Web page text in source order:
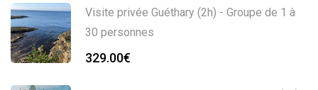
Visite privée Guéthary (2h) - Groupe de 1 à
30 personnes
329.00€